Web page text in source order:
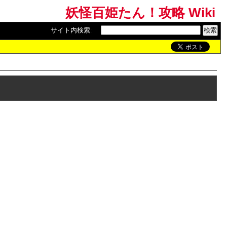
妖怪百姫たん！攻略 Wiki
サイト内検索: